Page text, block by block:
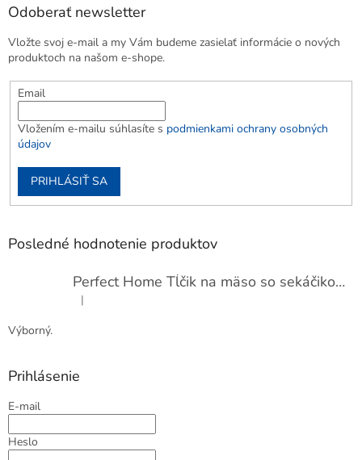
Odoberať newsletter
Vložte svoj e-mail a my Vám budeme zasielať informácie o nových
produktoch na našom e-shope.
Email
Vložením e-mailu súhlasíte s podmienkami ochrany osobných
údajov
PRIHLÁSIŤ SA
Posledné hodnotenie produktov
Perfect Home Tĺčik na mäso so sekáčikom, 56893
Hodnotenie produktu je 5 z 5 hviezdičiek.
|
Výborný.
Prihlásenie
E-mail
Heslo